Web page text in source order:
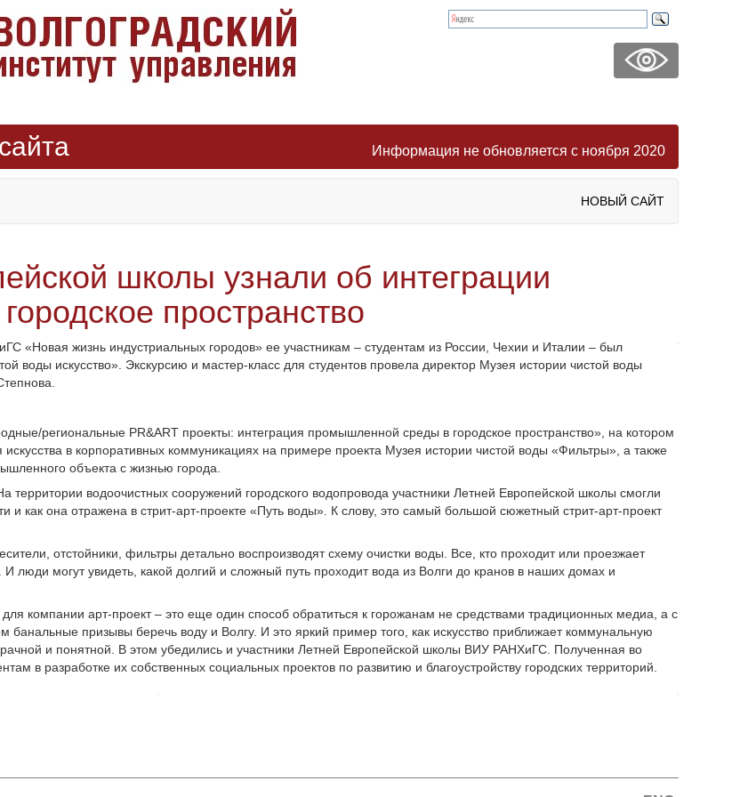
Информация не обновляется с ноября 2020
НОВЫЙ САЙТ
школы узнали об интеграции
пространство
«Новая жизнь индустриальных городов» ее участникам – студентам из России, Чехии и Италии – был
воды искусство». Экскурсию и мастер-класс для студентов провела директор Музея истории чистой воды
региональные PR&ART проекты: интеграция промышленной среды в городское пространство», на котором
в корпоративных коммуникациях на примере проекта Музея истории чистой воды «Фильтры», а также
объекта с жизнью города.
территории водоочистных сооружений городского водопровода участники Летней Европейской школы смогли
и как она отражена в стрит-арт-проекте «Путь воды». К слову, это самый большой сюжетный стрит-арт-проект
отстойники, фильтры детально воспроизводят схему очистки воды. Все, кто проходит или проезжает
люди могут увидеть, какой долгий и сложный путь проходит вода из Волги до кранов в наших домах и
компании арт-проект – это еще один способ обратиться к горожанам не средствами традиционных медиа, а с
призывы беречь воду и Волгу. И это яркий пример того, как искусство приближает коммунальную
и понятной. В этом убедились и участники Летней Европейской школы ВИУ РАНХиГС. Полученная во
в разработке их собственных социальных проектов по развитию и благоустройству городских территорий.